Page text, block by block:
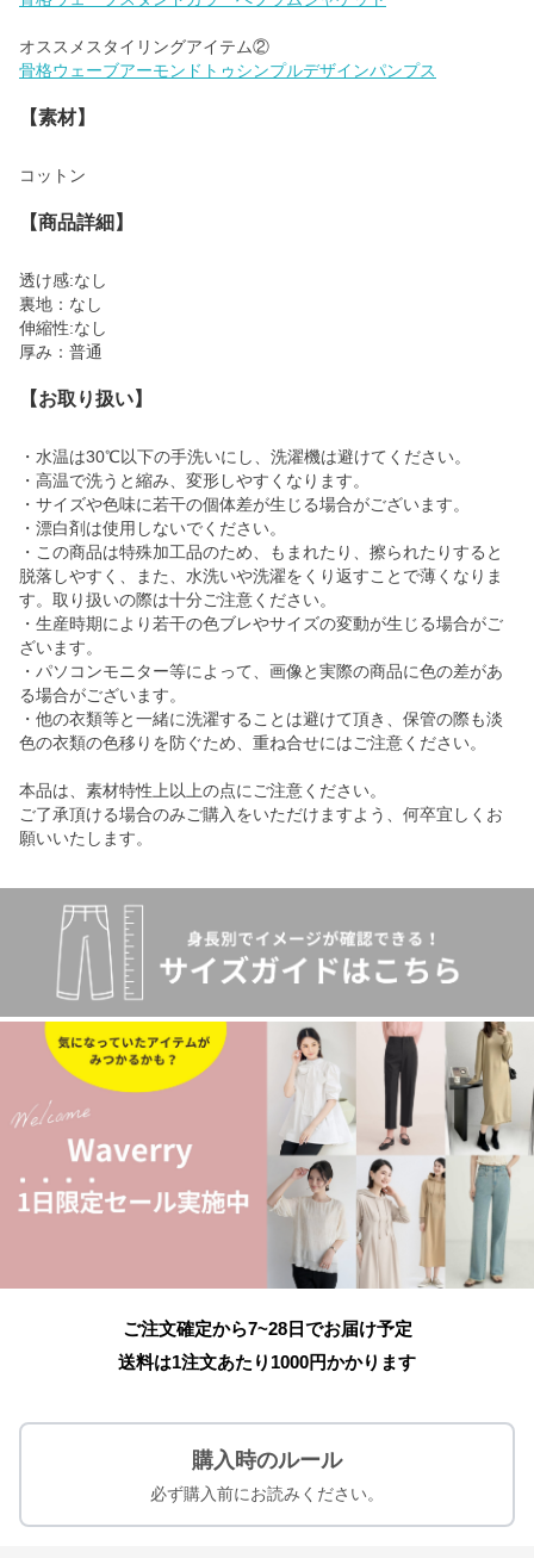
骨格ウェーブアーモンドトゥシンプルデザインパンプス
【素材】
コットン
【商品詳細】
透け感:なし
裏地：なし
伸縮性:なし
厚み：普通
【お取り扱い】
・水温は30℃以下の手洗いにし、洗濯機は避けてください。
・高温で洗うと縮み、変形しやすくなります。
・サイズや色味に若干の個体差が生じる場合がございます。
・漂白剤は使用しないでください。
・この商品は特殊加工品のため、もまれたり、擦られたりすると
脱落しやすく、また、水洗いや洗濯をくり返すことで薄くなりま
す。取り扱いの際は十分ご注意ください。
・生産時期により若干の色ブレやサイズの変動が生じる場合がご
ざいます。
・パソコンモニター等によって、画像と実際の商品に色の差があ
る場合がございます。
・他の衣類等と一緒に洗濯することは避けて頂き、保管の際も淡
色の衣類の色移りを防ぐため、重ね合せにはご注意ください。
本品は、素材特性上以上の点にご注意ください。
ご了承頂ける場合のみご購入をいただけますよう、何卒宜しくお
願いいたします。
ご注文確定から7~28日でお届け予定
送料は1注文あたり 1000円かかります
購入時のルール
必ず購入前にお読みください。